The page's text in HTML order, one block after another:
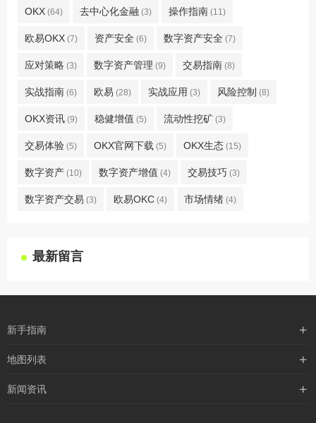
OKX (64) 去中心化金融 (3) 操作指南 (11)
欧易OKX (7) 资产安全 (6) 数字资产安全 (7)
应对策略 (3) 数字资产管理 (9) 交易指南 (8)
实战指南 (6) 欧易 (28) 实战应用 (3) 风险控制 (8)
OKX资讯 (9) 稳健增值 (5) 流动性挖矿 (3)
交易体验 (5) OKX官网下载 (5) OKX生态 (15)
数字资产 (10) 数字资产增值 (4) 交易技巧 (3)
数字资产交易 (3) 欧易OKC (4) 市场情绪 (4)
最新留言
新手指南
购买流程
地图列表
最新文章
新闻资讯